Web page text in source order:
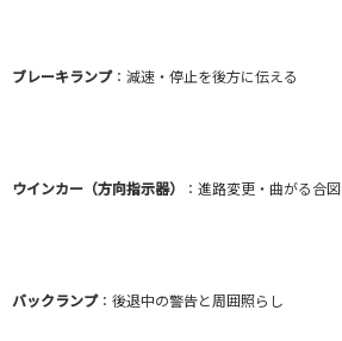
ブレーキランプ：減速・停止を後方に伝える
ウインカー（方向指示器） ：進路変更・曲がる合図
バックランプ：後退中の警告と周囲照らし